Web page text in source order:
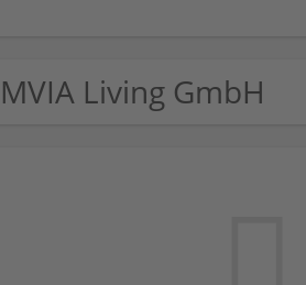
Living GmbH